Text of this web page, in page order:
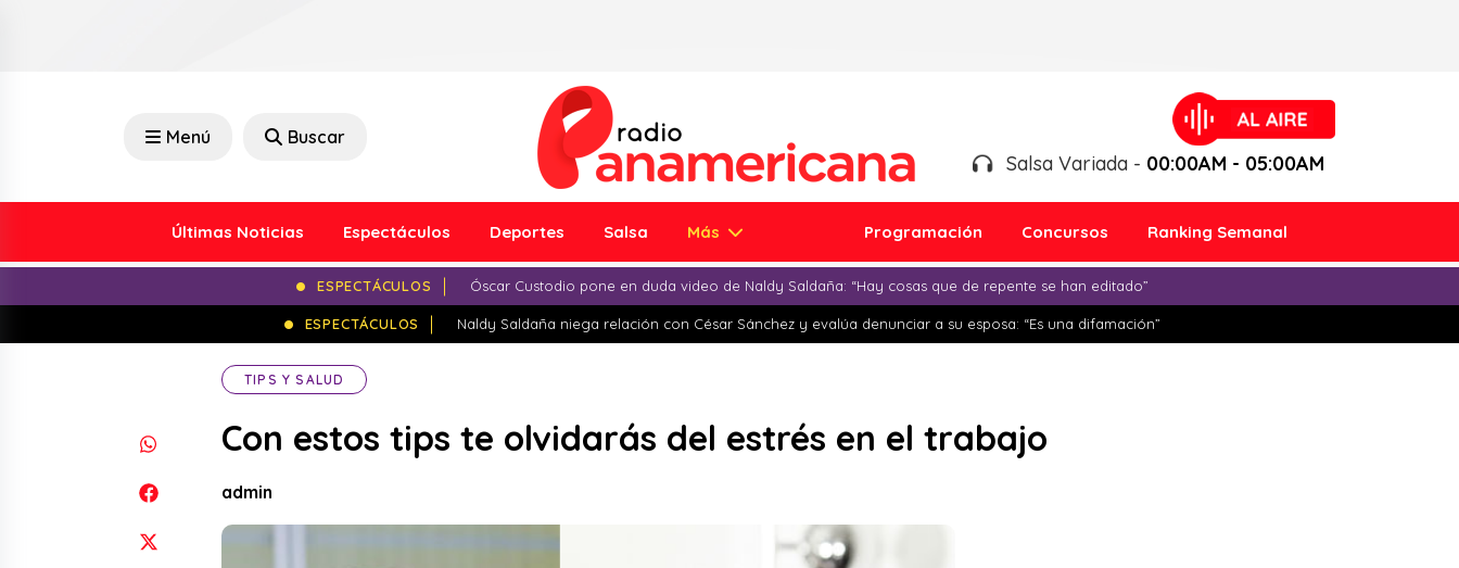
Menú Buscar
Salsa Variada - 00:00AM - 05:00AM
Últimas Noticias Espectáculos Deportes Salsa Más Programación Concursos Ranking Semanal
ESPECTÁCULOS Óscar Custodio pone en duda video de Naldy Saldaña: “Hay cosas que de repente se han editado”
ESPECTÁCULOS Naldy Saldaña niega relación con César Sánchez y evalúa denunciar a su esposa: “Es una difamación”
TIPS Y SALUD
Con estos tips te olvidarás del estrés en el trabajo
admin